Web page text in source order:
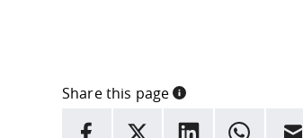
Share this page
INFORMATION
facebook
X LinkedInwhatsappEmail